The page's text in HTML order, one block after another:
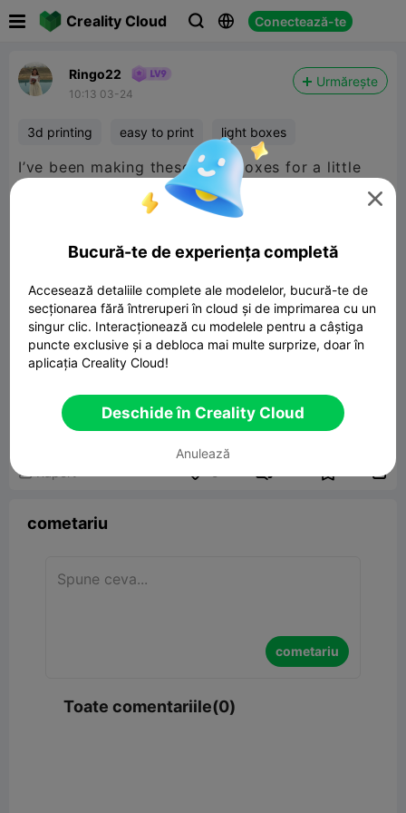
Creality Cloud   Conectează-te
Ringo22
10:13 03-24
Urmărește
3d printing easy to print light boxes
I’ve been making these light boxes for a little
while now I’ve finished and I think they all look
pretty good especially like the little mushroom
he puts out really good light
  
cometariu
cometariu
Toate comentariile(0)

Bucură-te de experiența completă
Accesează detaliile complete ale modelelor, bucură-te de
secționarea fără întreruperi în cloud și de imprimarea cu un
singur clic. Interacționează cu modelele pentru a câștiga
puncte exclusive și a debloca mai multe surprize, doar în
aplicația Creality Cloud!
Deschide în Creality Cloud
Anulează